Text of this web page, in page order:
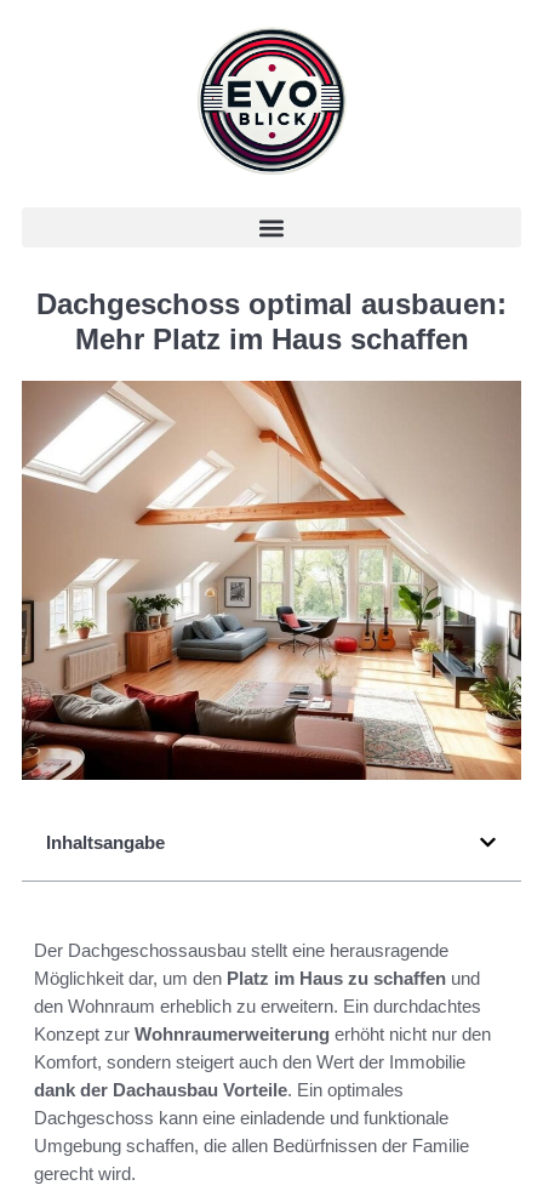
Dachgeschoss optimal ausbauen:
Mehr Platz im Haus schaffen
Inhaltsangabe
Der Dachgeschossausbau stellt eine herausragende
Möglichkeit dar, um den Platz im Haus zu schaffen und
den Wohnraum erheblich zu erweitern. Ein durchdachtes
Konzept zur Wohnraumerweiterung erhöht nicht nur den
Komfort, sondern steigert auch den Wert der Immobilie
dank der Dachausbau Vorteile. Ein optimales
Dachgeschoss kann eine einladende und funktionale
Umgebung schaffen, die allen Bedürfnissen der Familie
gerecht wird.